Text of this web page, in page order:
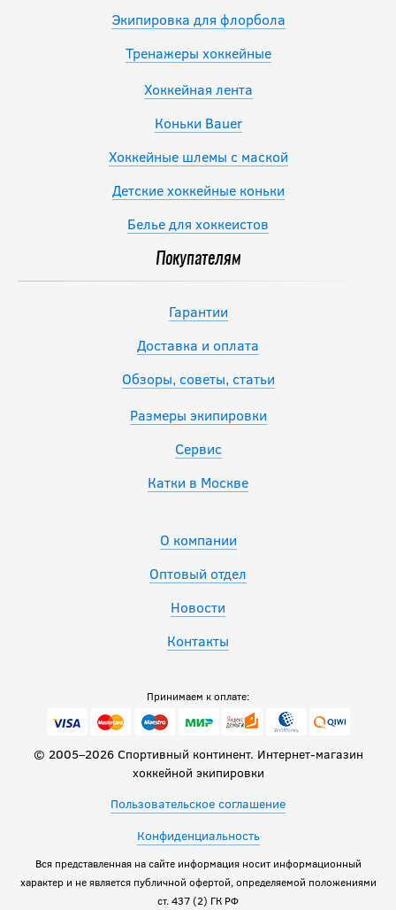
Экипировка для флорбола
Тренажеры хоккейные
Хоккейная лента
Коньки Bauer
Хоккейные шлемы с маской
Детские хоккейные коньки
Белье для хоккеистов
Покупателям
Гарантии
Доставка и оплата
Обзоры, советы, статьи
Размеры экипировки
Сервис
Катки в Москве
О компании
Оптовый отдел
Новости
Контакты
Принимаем к оплате:
© 2005–2026 Спортивный континент. Интернет-магазин
хоккейной экипировки
Пользовательское соглашение
Конфиденциальность
Вся представленная на сайте информация носит информационный
характер и не является публичной офертой, определяемой положениями
ст. 437 (2) ГК РФ